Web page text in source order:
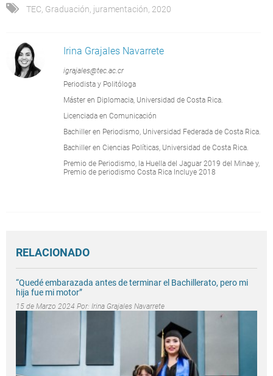
TEC Graduación juramentación 2020
Irina Grajales Navarrete
igrajales@tec.ac.cr
Periodista y Politóloga
Máster en Diplomacia, Universidad de Costa Rica.
Licenciada en Comunicación
Bachiller en Periodismo, Universidad Federada de Costa Rica.
Bachiller en Ciencias Políticas, Universidad de Costa Rica.
Premio de Periodismo, la Huella del Jaguar 2019 del Minae y,
Premio de periodismo Costa Rica Incluye 2018
RELACIONADO
“Quedé embarazada antes de terminar el Bachillerato, pero mi
hija fue mi motor”
15 de Marzo 2024 Por: Irina Grajales Navarrete